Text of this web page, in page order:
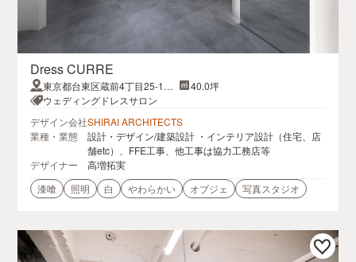
Dress CURRE
東京都台東区蔵前4丁目25-1石
川ビル２F
40.0坪
ウェディングドレスサロン
デザイン会社SHIRAI ARCHITECTS
業種・業態
設計・デザイン/建築設計 ・インテリア設計（住宅、店
舗etc）、FFE工事、他工事は協力工務店等
デザイナー
高増拓実
漆喰
照明 白 やわらかい オブジェ 写真スタジオ